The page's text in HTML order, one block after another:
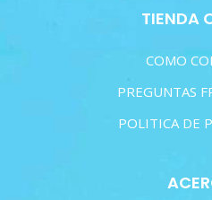
TIENDA
COMO
PREGUNTAS
POLITICA DE